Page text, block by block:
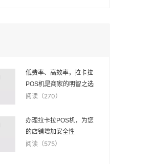
低费率、高效率，拉卡拉
POS机是商家的明智之选
阅读（270）
办理拉卡拉POS机，为您
的店铺增加安全性
阅读（575）